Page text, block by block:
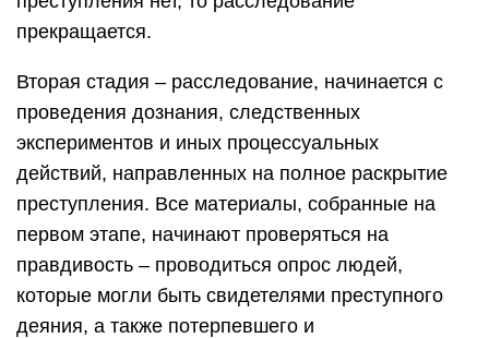
прекращается.
Вторая стадия – расследование, начинается с
проведения дознания, следственных
экспериментов и иных процессуальных
действий, направленных на полное раскрытие
преступления. Все материалы, собранные на
первом этапе, начинают проверяться на
правдивость – проводиться опрос людей,
которые могли быть свидетелями преступного
деяния, а также потерпевшего и